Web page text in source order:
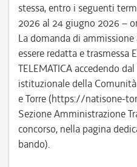
stessa, entro i seguenti
2026 al 24 giugno 2026 –
La domanda di
essere redatta e trasmessa
TELEMATICA accedendo
istituzionale della
e Torre (https://natisone-
Sezione Amministrazione
concorso, nella pagina
bando).